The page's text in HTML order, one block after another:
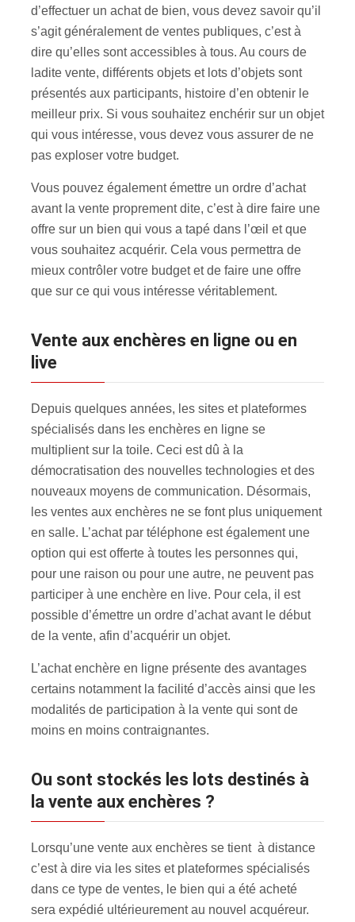
d’effectuer un achat de bien, vous devez savoir qu’il
s’agit généralement de ventes publiques, c’est à
dire qu’elles sont accessibles à tous. Au cours de
ladite vente, différents objets et lots d’objets sont
présentés aux participants, histoire d’en obtenir le
meilleur prix. Si vous souhaitez enchérir sur un objet
qui vous intéresse, vous devez vous assurer de ne
pas exploser votre budget.
Vous pouvez également émettre un ordre d’achat
avant la vente proprement dite, c’est à dire faire une
offre sur un bien qui vous a tapé dans l’œil et que
vous souhaitez acquérir. Cela vous permettra de
mieux contrôler votre budget et de faire une offre
que sur ce qui vous intéresse véritablement.
Vente aux enchères en ligne ou en
live
Depuis quelques années, les sites et plateformes
spécialisés dans les enchères en ligne se
multiplient sur la toile. Ceci est dû à la
démocratisation des nouvelles technologies et des
nouveaux moyens de communication. Désormais,
les ventes aux enchères ne se font plus uniquement
en salle. L’achat par téléphone est également une
option qui est offerte à toutes les personnes qui,
pour une raison ou pour une autre, ne peuvent pas
participer à une enchère en live. Pour cela, il est
possible d’émettre un ordre d’achat avant le début
de la vente, afin d’acquérir un objet.
L’achat enchère en ligne présente des avantages
certains notamment la facilité d’accès ainsi que les
modalités de participation à la vente qui sont de
moins en moins contraignantes.
Ou sont stockés les lots destinés à
la vente aux enchères ?
Lorsqu’une vente aux enchères se tient à distance
c’est à dire via les sites et plateformes spécialisés
dans ce type de ventes, le bien qui a été acheté
sera expédié ultérieurement au nouvel acquéreur.